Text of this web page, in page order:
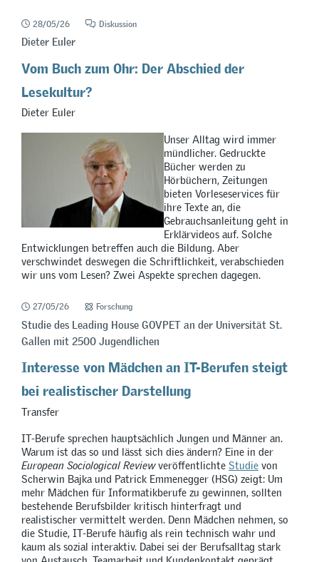
28/05/26 Diskussion
Dieter Euler
Vom Buch zum Ohr: Der Abschied der
Lesekultur?
Dieter Euler
Unser Alltag wird immer
mündlicher. Gedruckte
Bücher werden zu
Hörbüchern, Zeitungen
bieten Vorleseservices für
ihre Texte an, die
Gebrauchsanleitung geht in
Erklärvideos auf. Solche
Entwicklungen betreffen auch die Bildung. Aber
verschwindet deswegen die Schriftlichkeit, verabschieden
wir uns vom Lesen? Zwei Aspekte sprechen dagegen.
27/05/26 Forschung
Studie des Leading House GOVPET an der Universität St.
Gallen mit 2500 Jugendlichen
Interesse von Mädchen an IT-Berufen steigt
bei realistischer Darstellung
Transfer
IT-Berufe sprechen hauptsächlich Jungen und Männer an.
Warum ist das so und lässt sich dies ändern? Eine in der
European Sociological Reviewveröffentlichte Studie von
Scherwin Bajka und Patrick Emmenegger (HSG) zeigt: Um
mehr Mädchen für Informatikberufe zu gewinnen, sollten
bestehende Berufsbilder kritisch hinterfragt und
realistischer vermittelt werden. Denn Mädchen nehmen, so
die Studie, IT-Berufe häufig als rein technisch wahr und
kaum als sozial interaktiv. Dabei sei der Berufsalltag stark